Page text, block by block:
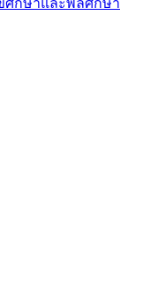
ศึกษาและพลศึกษา